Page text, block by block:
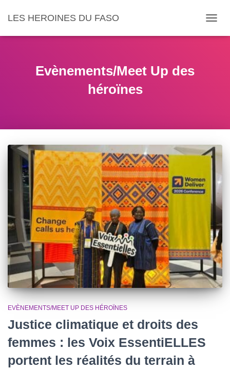
LES HEROINES DU FASO
Evènements/Meet Up des
héroïnes
EVÈNEMENTS/MEET UP DES HÉROÏNES
Justice climatique et droits des
femmes : les Voix EssentiELLES
portent les réalités du terrain à